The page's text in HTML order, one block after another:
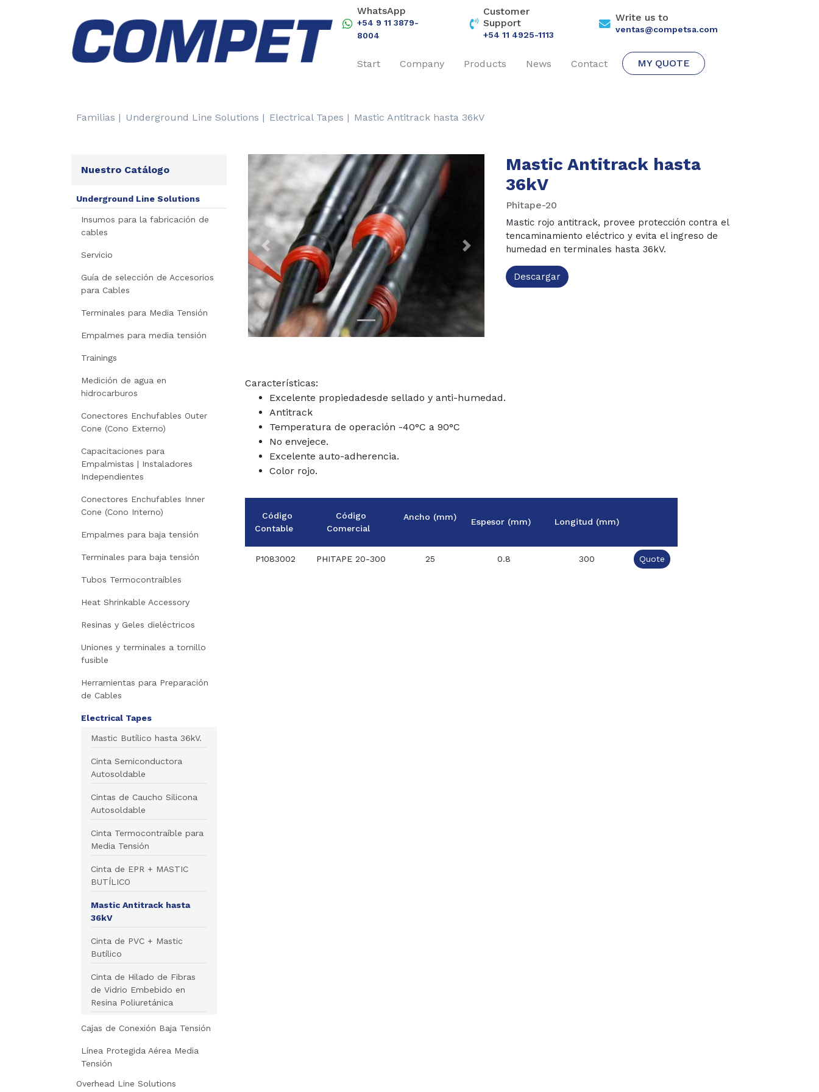
WhatsApp
+54 9 11 3879-
8004
Customer
Support
+54 11 4925-1113
Write us to
ventas@competsa.com
Start Company Products News Contact MY QUOTE
Familias | Underground Line Solutions | Electrical Tapes | Mastic Antitrack hasta 36kV
Nuestro Catálogo
Underground Line Solutions
Insumos para la fabricación de
cables
Servicio
Guía de selección de Accesorios
para Cables
Terminales para Media Tensión
Empalmes para media tensión
Trainings
Medición de agua en
hidrocarburos
Conectores Enchufables Outer
Cone (Cono Externo)
Capacitaciones para
Empalmistas | Instaladores
Independientes
Conectores Enchufables Inner
Cone (Cono Interno)
Empalmes para baja tensión
Terminales para baja tensión
Tubos Termocontraíbles
Heat Shrinkable Accessory
Resinas y Geles dieléctricos
Uniones y terminales a tornillo
fusible
Herramientas para Preparación
de Cables
Electrical Tapes
Mastic Butílico hasta 36kV.
Cinta Semiconductora
Autosoldable
Cintas de Caucho Silicona
Autosoldable
Cinta Termocontraíble para
Media Tensión
Cinta de EPR + MASTIC
BUTÍLICO
Mastic Antitrack hasta
36kV
Cinta de PVC + Mastic
Butílico
Cinta de Hilado de Fibras
de Vidrio Embebido en
Resina Poliuretánica
Cajas de Conexión Baja Tensión
Línea Protegida Aérea Media
Tensión
Overhead Line Solutions
Previous Next
Mastic Antitrack hasta
36kV
Phitape-20
Mastic rojo antitrack, provee protección contra el
tencaminamiento eléctrico y evita el ingreso de
humedad en terminales hasta 36kV.
Descargar
Características:
Excelente propiedadesde sellado y anti-humedad.
Antitrack
Temperatura de operación -40°C a 90°C
No envejece.
Excelente auto-adherencia.
Color rojo.
Código
Contable
Código
Comercial
Ancho (mm) Espesor (mm) Longitud (mm)
P1083002 PHITAPE 20-300 25 0.8 300 Quote